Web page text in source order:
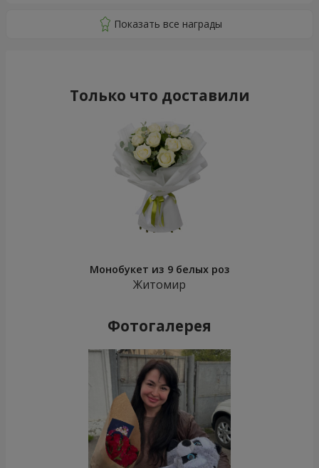
Только что доставили
Монобукет из 9 белых роз
Житомир
Фотогалерея